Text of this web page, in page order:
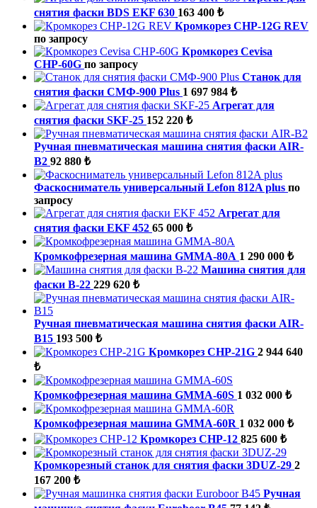
снятия фаски BDS EKF 630 163 400 ₺
Кромкорез CHP-12G REV
по запросу
Кромкорез Cevisa
СНР-60G по запросу
Станок для
снятия фаски СМФ-900 Plus 1 697 984 ₺
Агрегат для
снятия фаски SKF-25 152 220 ₺
Ручная пневматическая машина снятия фаски AIR-
B2 92 880 ₺
Фаскосниматель универсальный Lefon 812A plus по
запросу
Агрегат для
снятия фаски EKF 452 65 000 ₺
Кромкофрезерная машина GMMA-80A 1 290 000 ₺
Машина снятия для
фаски B-22 229 620 ₺
Ручная пневматическая машина снятия фаски AIR-
B15 193 500 ₺
Кромкорез CHP-21G 2 944 640
₺
Кромкофрезерная машина GMMA-60S 1 032 000 ₺
Кромкофрезерная машина GMMA-60R 1 032 000 ₺
Кромкорез СНР-12 825 600 ₺
Кромкорезный станок для снятия фаски 3DUZ-29 2
167 200 ₺
Ручная